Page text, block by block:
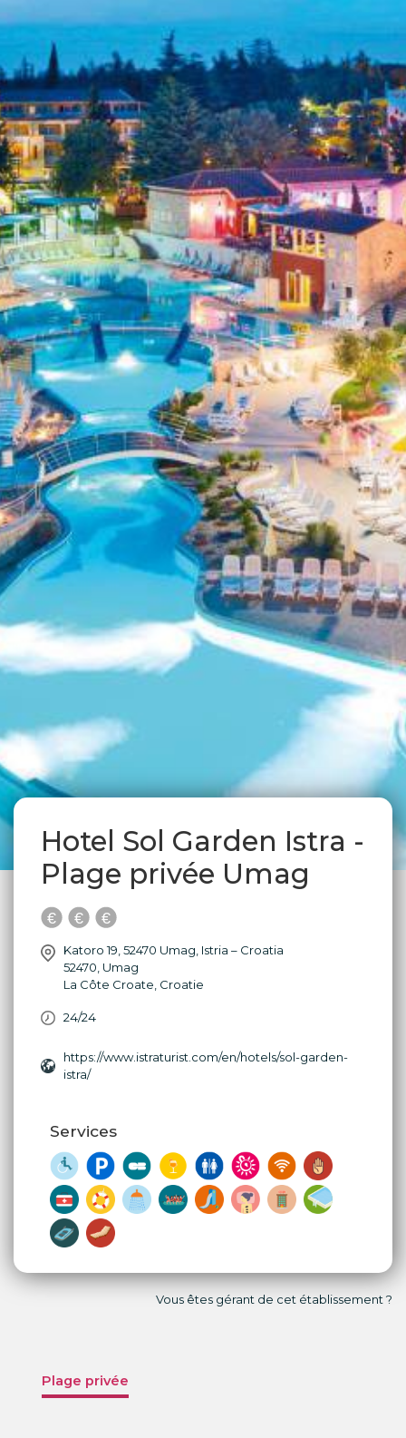
Hotel Sol Garden Istra -
Plage privée Umag
Katoro 19, 52470 Umag, Istria – Croatia
52470 Umag
La Côte Croate Croatie
24/24
https://www.istraturist.com/en/hotels/sol-garden-
istra/
Services
Vous êtes gérant de cet établissement ?
Plage privée